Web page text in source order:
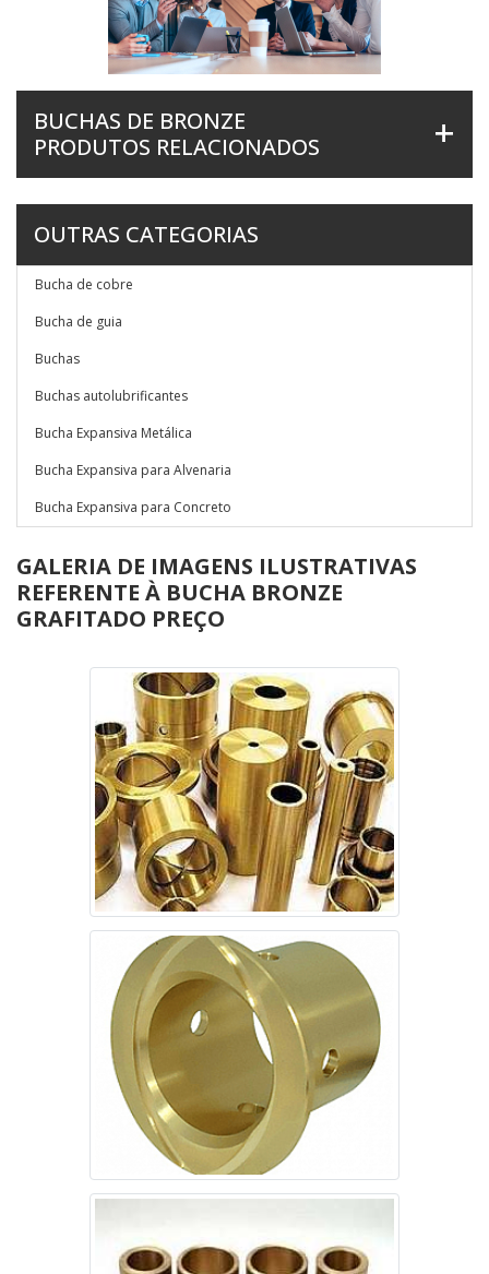
BUCHAS DE BRONZE
PRODUTOS RELACIONADOS
OUTRAS CATEGORIAS
Bucha de cobre
Bucha de guia
Buchas
Buchas autolubrificantes
Bucha Expansiva Metálica
Bucha Expansiva para Alvenaria
Bucha Expansiva para Concreto
GALERIA DE IMAGENS ILUSTRATIVAS
REFERENTE À BUCHA BRONZE
GRAFITADO PREÇO